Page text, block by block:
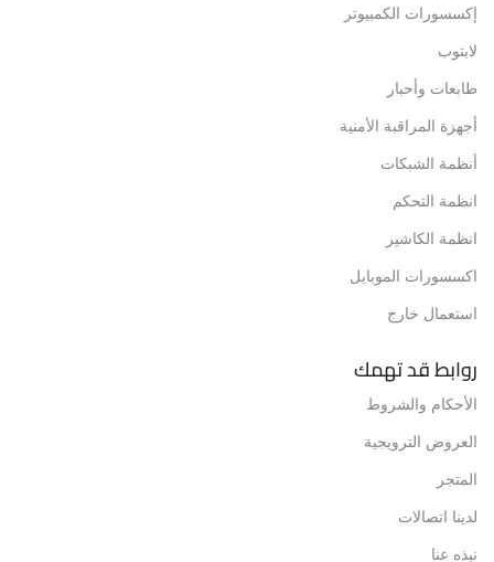
إكسسورات الكمبيوتر
لابتوب
طابعات وأحبار
أجهزة المراقبة الأمنية
أنظمة الشبكات
انظمة التحكم
انظمة الكاشير
اكسسورات الموبايل
استعمال خارج
روابط قد تهمك
الأحكام والشروط
العروض الترويجية
المتجر
لدينا اتصالات
نبذه عنا